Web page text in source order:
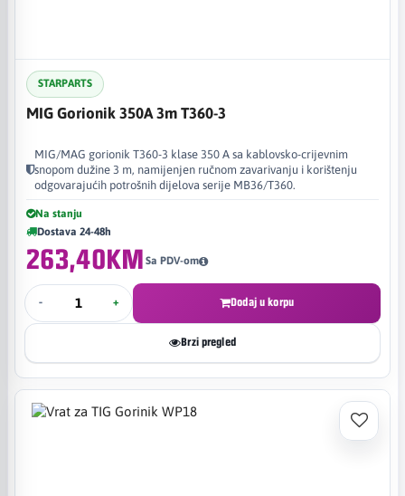
STARPARTS
MIG Gorionik 350A 3m T360-3
MIG/MAG gorionik T360-3 klase 350 A sa kablovsko-crijevnim
snopom dužine 3 m, namijenjen ručnom zavarivanju i korištenju
odgovarajućih potrošnih dijelova serije MB36/T360.
Na stanju
Dostava 24-48h
263,40KM Sa PDV-om
- + Dodaj u korpu
Brzi pregled